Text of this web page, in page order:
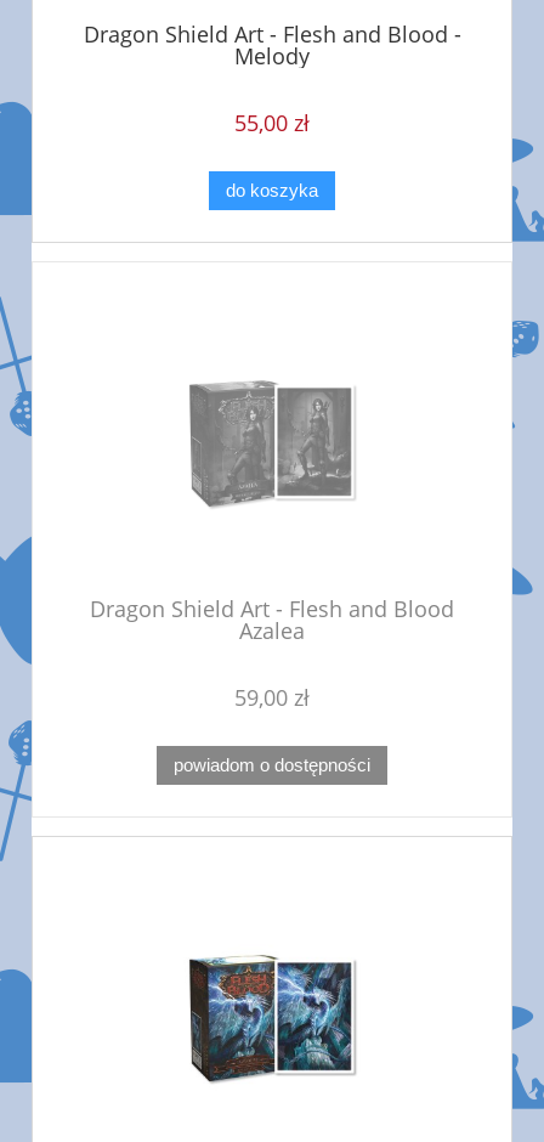
Dragon Shield Art - Flesh and Blood -
Melody
55,00 zł
do koszyka
Dragon Shield Art - Flesh and Blood
Azalea
59,00 zł
powiadom o dostępności